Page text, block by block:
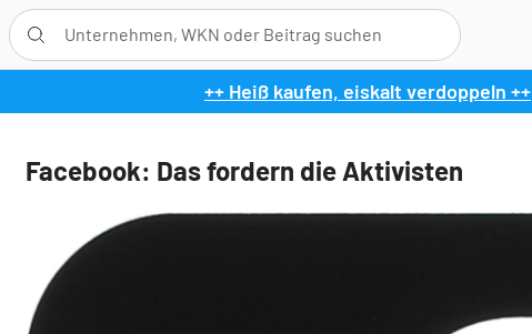
++ Heiß kaufen, eiskalt verdoppeln ++
Facebook: Das fordern die Aktivisten